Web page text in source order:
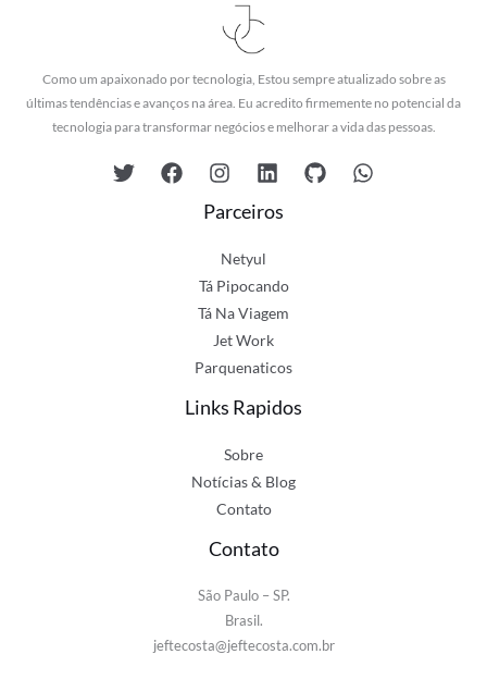
Como um apaixonado por tecnologia, Estou sempre atualizado sobre as
últimas tendências e avanços na área. Eu acredito firmemente no potencial da
tecnologia para transformar negócios e melhorar a vida das pessoas.
Parceiros
Netyul
Tá Pipocando
Tá Na Viagem
Jet Work
Parquenaticos
Links Rapidos
Sobre
Notícias & Blog
Contato
Contato
São Paulo – SP.
Brasil.
jeftecosta@jeftecosta.com.br